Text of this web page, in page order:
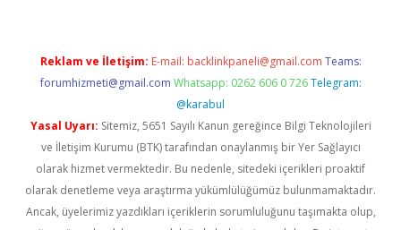
Reklam ve İletişim: E-mail: backlinkpaneli@gmail.com Teams:
forumhizmeti@gmail.com Whatsapp: 0262 606 0 726 Telegram:
@karabul
Yasal Uyarı: Sitemiz, 5651 Sayılı Kanun gereğince Bilgi Teknolojileri
ve İletişim Kurumu (BTK) tarafından onaylanmış bir Yer Sağlayıcı
olarak hizmet vermektedir. Bu nedenle, sitedeki içerikleri proaktif
olarak denetleme veya araştırma yükümlülüğümüz bulunmamaktadır.
Ancak, üyelerimiz yazdıkları içeriklerin sorumluluğunu taşımakta olup,